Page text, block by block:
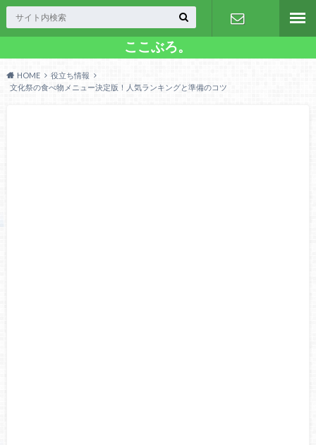
ここぶろ。
HOME
役立ち情報
文化祭の食べ物メニュー決定版！人気ランキングと準備のコツ